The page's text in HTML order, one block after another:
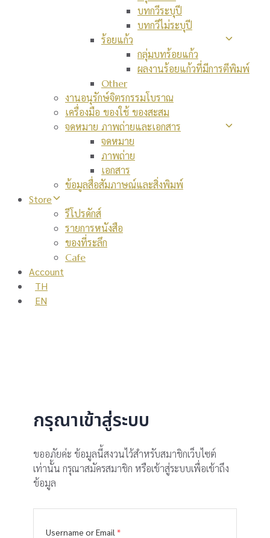
บทกวีระบุปี
บทกวีไม่ระบุปี
ร้อยแก้ว
กลุ่มบทร้อยแก้ว
ผลงานร้อยแก้วที่มีการตีพิมพ์
Other
งานอนุรักษ์จิตรกรรมโบราณ
เครื่องมือ ของใช้ ของสะสม
จดหมาย ภาพถ่ายและเอกสาร
จดหมาย
ภาพถ่าย
เอกสาร
ข้อมูลสื่อสัมภาษณ์และสิ่งพิมพ์
Store
รีโปรดักส์
รายการหนังสือ
ของที่ระลึก
Cafe
Account
TH
EN
กรุณาเข้าสู่ระบบ
ขออภัยค่ะ ข้อมูลนี้สงวนไว้สำหรับสมาชิกเว็บไซต์
เท่านั้น กรุณาสมัครสมาชิก หรือเข้าสู่ระบบเพื่อเข้าถึง
ข้อมูล
Username or Email*